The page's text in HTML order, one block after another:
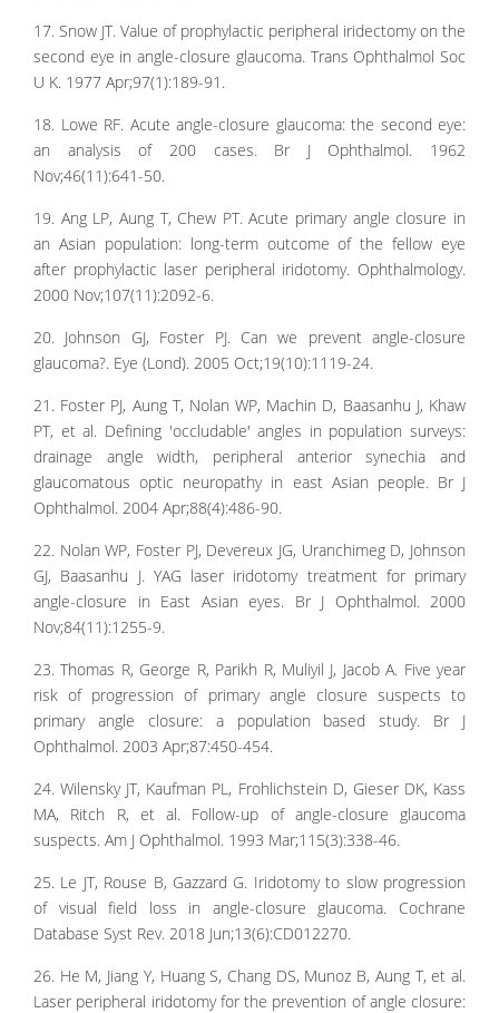
17. Snow JT. Value of prophylactic peripheral iridectomy on the
second eye in angle-closure glaucoma. Trans Ophthalmol Soc
U K. 1977 Apr;97(1):189-91.
18. Lowe RF. Acute angle-closure glaucoma: the second eye:
an analysis of 200 cases. Br J Ophthalmol. 1962
Nov;46(11):641-50.
19. Ang LP, Aung T, Chew PT. Acute primary angle closure in
an Asian population: long-term outcome of the fellow eye
after prophylactic laser peripheral iridotomy. Ophthalmology.
2000 Nov;107(11):2092-6.
20. Johnson GJ, Foster PJ. Can we prevent angle-closure
glaucoma?. Eye (Lond). 2005 Oct;19(10):1119-24.
21. Foster PJ, Aung T, Nolan WP, Machin D, Baasanhu J, Khaw
PT, et al. Defining 'occludable' angles in population surveys:
drainage angle width, peripheral anterior synechia and
glaucomatous optic neuropathy in east Asian people. Br J
Ophthalmol. 2004 Apr;88(4):486-90.
22. Nolan WP, Foster PJ, Devereux JG, Uranchimeg D, Johnson
GJ, Baasanhu J. YAG laser iridotomy treatment for primary
angle-closure in East Asian eyes. Br J Ophthalmol. 2000
Nov;84(11):1255-9.
23. Thomas R, George R, Parikh R, Muliyil J, Jacob A. Five year
risk of progression of primary angle closure suspects to
primary angle closure: a population based study. Br J
Ophthalmol. 2003 Apr;87:450-454.
24. Wilensky JT, Kaufman PL, Frohlichstein D, Gieser DK, Kass
MA, Ritch R, et al. Follow-up of angle-closure glaucoma
suspects. Am J Ophthalmol. 1993 Mar;115(3):338-46.
25. Le JT, Rouse B, Gazzard G. Iridotomy to slow progression
of visual field loss in angle-closure glaucoma. Cochrane
Database Syst Rev. 2018 Jun;13(6):CD012270.
26. He M, Jiang Y, Huang S, Chang DS, Munoz B, Aung T, et al.
Laser peripheral iridotomy for the prevention of angle closure: